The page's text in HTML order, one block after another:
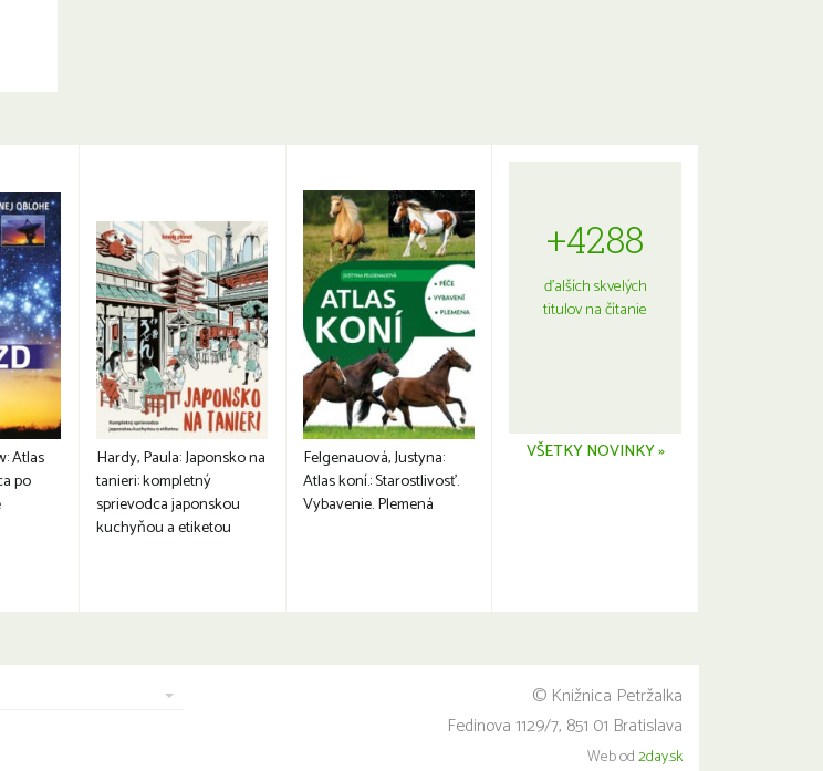
Atlas
po
Hardy, Paula: Japonsko na
tanieri: kompletný
sprievodca japonskou
kuchyňou a etiketou
Felgenauová, Justyna:
Atlas koní.: Starostlivosť.
Vybavenie. Plemená
+4288
ďalších skvelých
titulov na čítanie
VŠETKY NOVINKY »
© Knižnica Petržalka
Fedinova 1129/7, 851 01 Bratislava
Web od2day.sk